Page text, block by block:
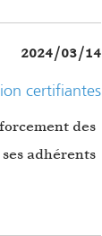
2024/03/14
certifiantes
des
adhérents…